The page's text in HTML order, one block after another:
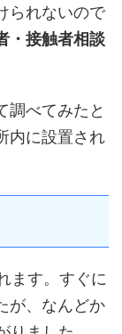
られないので
・接触者相談
調べてみたと
内に設置され
ます。すぐに
が、なんどか